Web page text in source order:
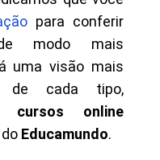
para conferir
modo mais
uma visão mais
de cada tipo,
cursos online
Educamundo.